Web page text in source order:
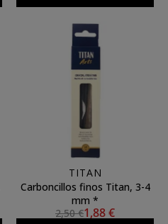
TITAN
Carboncillos finos Titan, 3-4
mm *
2,50 €1,88 €